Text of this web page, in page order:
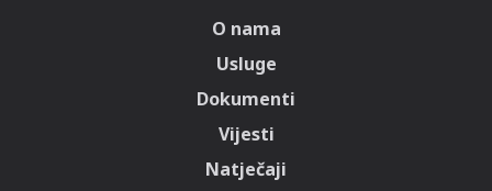
O nama
Usluge
Dokumenti
Vijesti
Natječaji